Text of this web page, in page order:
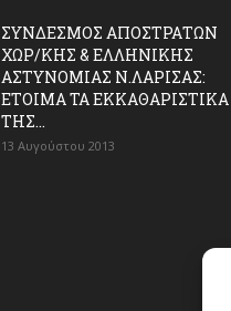
ΣΥΝΔΕΣΜΟΣ ΑΠΟΣΤΡΑΤΩΝ
ΧΩΡ/ΚΗΣ & ΕΛΛΗΝΙΚΗΣ
ΑΣΤΥΝΟΜΙΑΣ Ν.ΛΑΡΙΣΑΣ:
ΕΤΟΙΜΑ ΤΑ ΕΚΚΑΘΑΡΙΣΤΙΚΑ
ΤΗΣ...
13 Αυγούστου 2013